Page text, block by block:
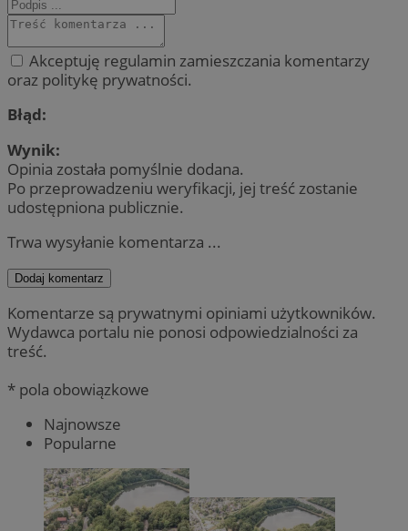
Akceptuję regulamin zamieszczania komentarzy
oraz politykę prywatności.
Błąd:
Wynik:
Opinia została pomyślnie dodana.
Po przeprowadzeniu weryfikacji, jej treść zostanie
udostępniona publicznie.
Trwa wysyłanie komentarza ...
Dodaj komentarz
Komentarze są prywatnymi opiniami użytkowników.
Wydawca portalu nie ponosi odpowiedzialności za
treść.
* pola obowiązkowe
Najnowsze
Popularne